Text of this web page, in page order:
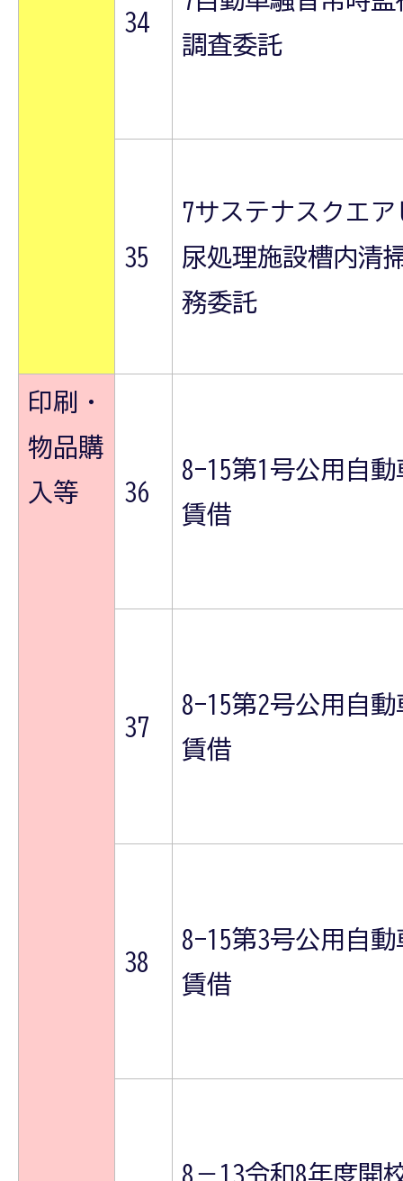
34
調査委託
35
7サステナスクエア
尿処理施設槽内清
務委託
印刷・
物品購
入等
36
8-15第1号公用自動
賃借
37
8-15第2号公用自動
賃借
38
8-15第3号公用自動
賃借
8－13令和8年度開